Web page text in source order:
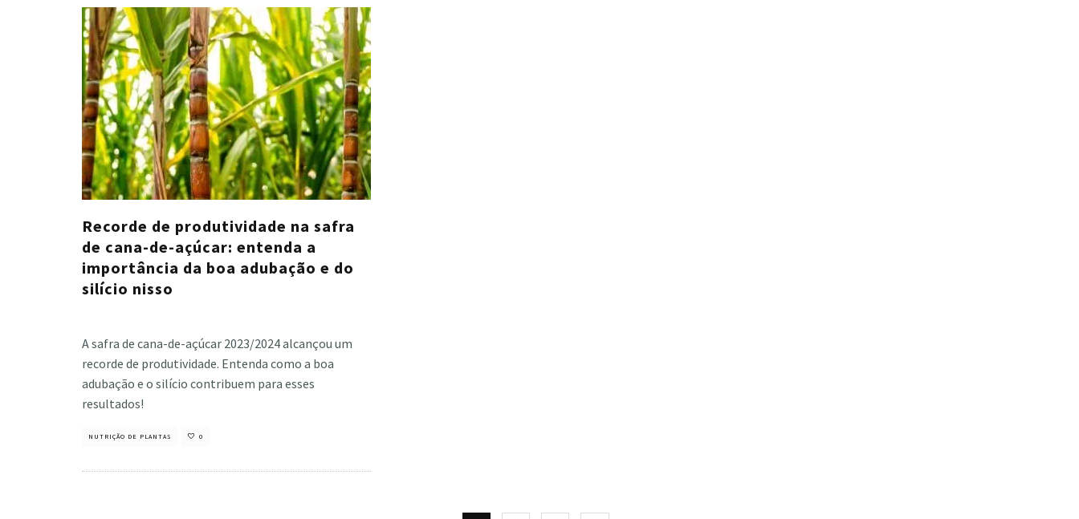
Recorde de produtividade na safra
de cana-de-açúcar: entenda a
importância da boa adubação e do
silício nisso
A safra de cana-de-açúcar 2023/2024 alcançou um
recorde de produtividade. Entenda como a boa
adubação e o silício contribuem para esses
resultados!
NUTRIÇÃO DE PLANTAS 0